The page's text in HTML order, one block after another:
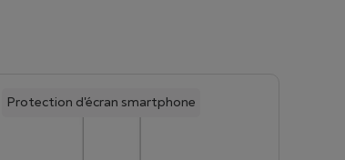
Protection d'écran smartphone